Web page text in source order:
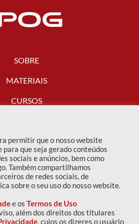
SOBRE
MATERIAIS
CURSOS
CONOSCO
permitir que o nosso website
que seja gerado conteúdos
sociais e anúncios, bem como
Também compartilhamos
de redes sociais, de
sobre o seu uso do nosso website.
e os Termos de Uso
além dos direitos dos titulares
, cujos os dizeres o usuário